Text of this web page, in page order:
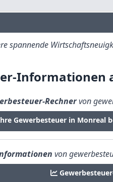
spannende
Informationen
Rechnervon
Gewerbesteuer in Monreal
von